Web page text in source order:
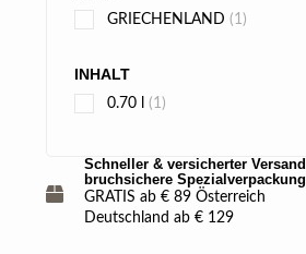
GRIECHENLAND (1)
INHALT
0.70 l (1)
Schneller & versicherter Versand
bruchsichere Spezialverpackung
GRATIS ab € 89 Österreich
Deutschland ab € 129